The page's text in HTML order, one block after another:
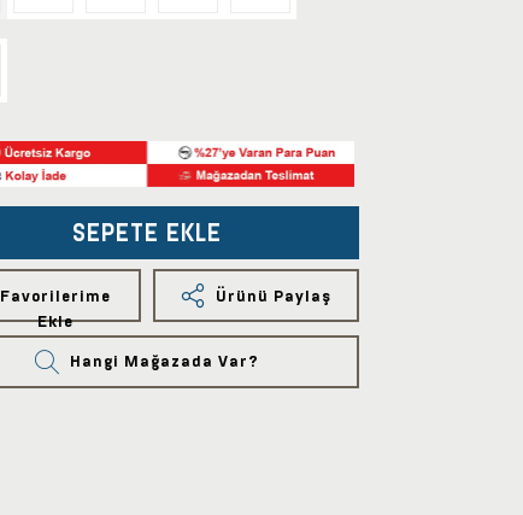
SEPETE EKLE
Favorilerime
Ekle
Ürünü Paylaş
Hangi Mağazada Var?